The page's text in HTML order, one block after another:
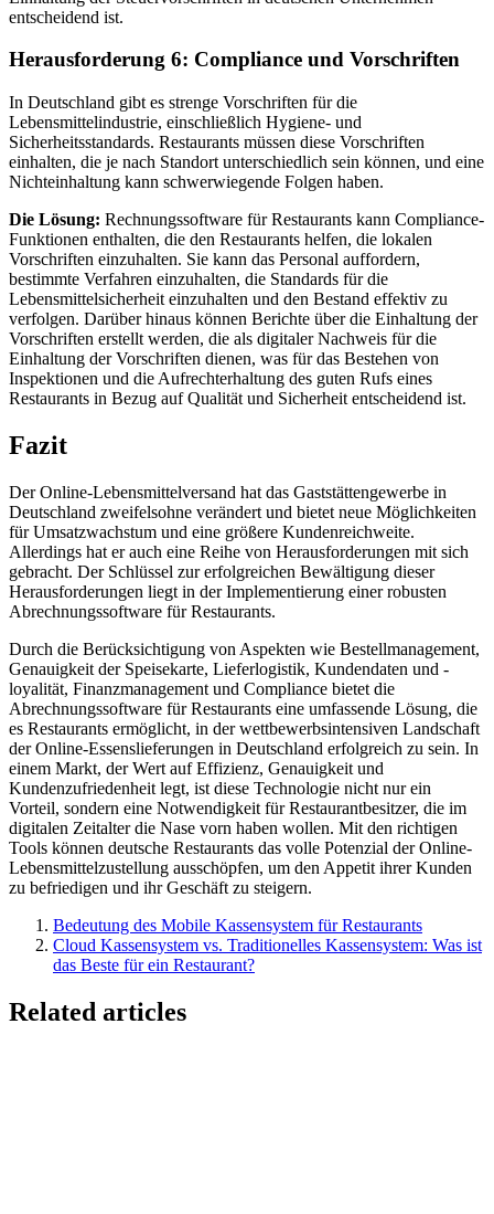
entscheidend ist.
Herausforderung 6: Compliance und Vorschriften
In Deutschland gibt es strenge Vorschriften für die
Lebensmittelindustrie, einschließlich Hygiene- und
Sicherheitsstandards. Restaurants müssen diese Vorschriften
einhalten, die je nach Standort unterschiedlich sein können, und eine
Nichteinhaltung kann schwerwiegende Folgen haben.
Die Lösung: Rechnungssoftware für Restaurants kann Compliance-
Funktionen enthalten, die den Restaurants helfen, die lokalen
Vorschriften einzuhalten. Sie kann das Personal auffordern,
bestimmte Verfahren einzuhalten, die Standards für die
Lebensmittelsicherheit einzuhalten und den Bestand effektiv zu
verfolgen. Darüber hinaus können Berichte über die Einhaltung der
Vorschriften erstellt werden, die als digitaler Nachweis für die
Einhaltung der Vorschriften dienen, was für das Bestehen von
Inspektionen und die Aufrechterhaltung des guten Rufs eines
Restaurants in Bezug auf Qualität und Sicherheit entscheidend ist.
Fazit
Der Online-Lebensmittelversand hat das Gaststättengewerbe in
Deutschland zweifelsohne verändert und bietet neue Möglichkeiten
für Umsatzwachstum und eine größere Kundenreichweite.
Allerdings hat er auch eine Reihe von Herausforderungen mit sich
gebracht. Der Schlüssel zur erfolgreichen Bewältigung dieser
Herausforderungen liegt in der Implementierung einer robusten
Abrechnungssoftware für Restaurants.
Durch die Berücksichtigung von Aspekten wie Bestellmanagement,
Genauigkeit der Speisekarte, Lieferlogistik, Kundendaten und -
loyalität, Finanzmanagement und Compliance bietet die
Abrechnungssoftware für Restaurants eine umfassende Lösung, die
es Restaurants ermöglicht, in der wettbewerbsintensiven Landschaft
der Online-Essenslieferungen in Deutschland erfolgreich zu sein. In
einem Markt, der Wert auf Effizienz, Genauigkeit und
Kundenzufriedenheit legt, ist diese Technologie nicht nur ein
Vorteil, sondern eine Notwendigkeit für Restaurantbesitzer, die im
digitalen Zeitalter die Nase vorn haben wollen. Mit den richtigen
Tools können deutsche Restaurants das volle Potenzial der Online-
Lebensmittelzustellung ausschöpfen, um den Appetit ihrer Kunden
zu befriedigen und ihr Geschäft zu steigern.
Bedeutung des Mobile Kassensystem für Restaurants
Cloud Kassensystem vs. Traditionelles Kassensystem: Was ist
das Beste für ein Restaurant?
Related articles